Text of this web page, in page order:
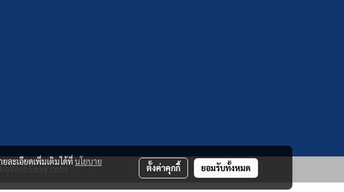
ละเอียดเพิ่มเติมได้ที่นโยบาย
ตั้งค่าคุกกี้ ยอมรับทั้งหมด